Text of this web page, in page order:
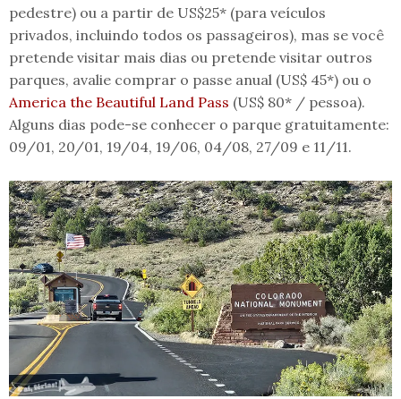
pedestre) ou a partir de US$25* (para veículos
privados, incluindo todos os passageiros), mas se você
pretende visitar mais dias ou pretende visitar outros
parques, avalie comprar o passe anual (US$ 45*) ou o
America the Beautiful Land Pass (US$ 80* / pessoa).
Alguns dias pode-se conhecer o parque gratuitamente:
09/01, 20/01, 19/04, 19/06, 04/08, 27/09 e 11/11.